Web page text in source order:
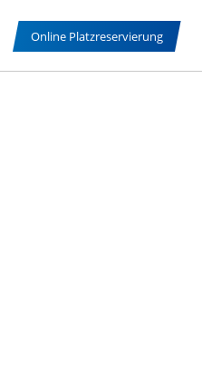
Online Platzreservierung